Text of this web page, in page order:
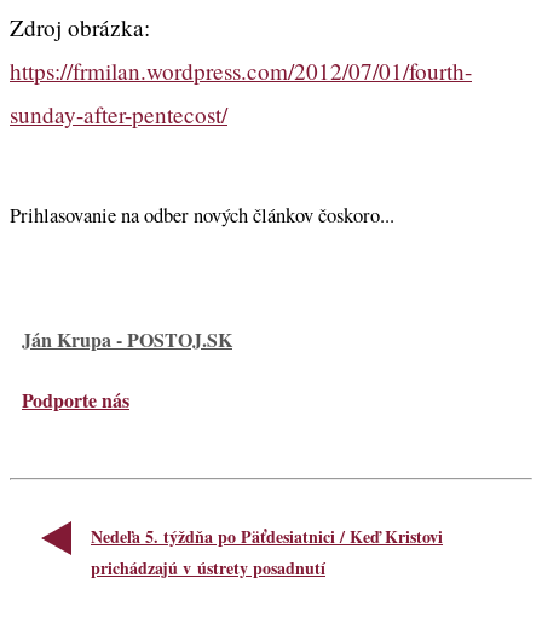
Zdroj obrázka:
https://frmilan.wordpress.com/2012/07/01/fourth-
sunday-after-pentecost/
Prihlasovanie na odber nových článkov čoskoro...
Ján Krupa - POSTOJ.SK
Podporte nás
Nedeľa 5. týždňa po Päťdesiatnici / Keď Kristovi
prichádzajú v ústrety posadnutí